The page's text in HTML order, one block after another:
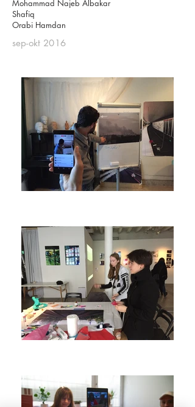
Mohammad Najeb Albakar
Shafiq
Orabi Hamdan
sep-okt 2016